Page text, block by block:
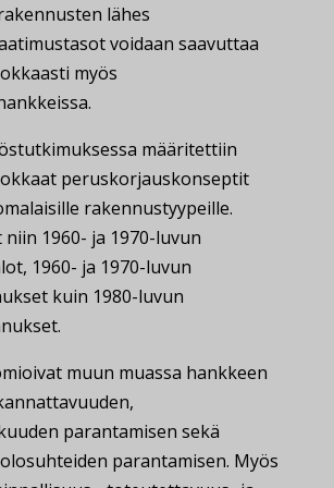
lähes
voidaan saavuttaa
myös
määritettiin
peruskorjauskonseptit
rakennustyypeille.
1960- ja 1970-luvun
1960- ja 1970-luvun
kuin 1980-luvun
muun muassa hankkeen
parantamisen sekä
parantamisen. Myös